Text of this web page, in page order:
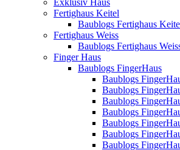
Exklusiv Haus
Fertighaus Keitel
Baublogs Fertighaus
Fertighaus Weiss
Baublogs Fertighaus
Finger Haus
Baublogs FingerHaus
Baublogs
Baublogs
Baublogs
Baublogs
Baublogs
Baublogs
Baublogs